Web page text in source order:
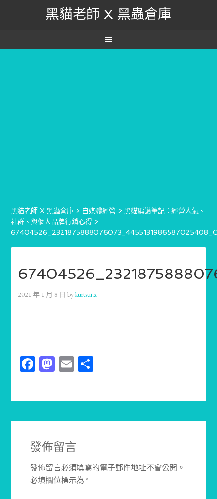
黑貓老師 X 黑蟲倉庫
黑貓老師 X 黑蟲倉庫 > 自媒體經營 >黑貓騙讚筆記：經營人氣、
社群、與個人品牌行銷心得 >
2021 年 1 月 8 日 bykurtsunx
Facebook
Mastodon
Email
發佈留言
發佈留言必須填寫的電子郵件地址不會公開。
必填欄位標示為*